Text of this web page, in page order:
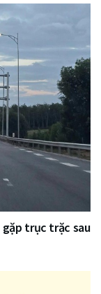
trục trặc sau